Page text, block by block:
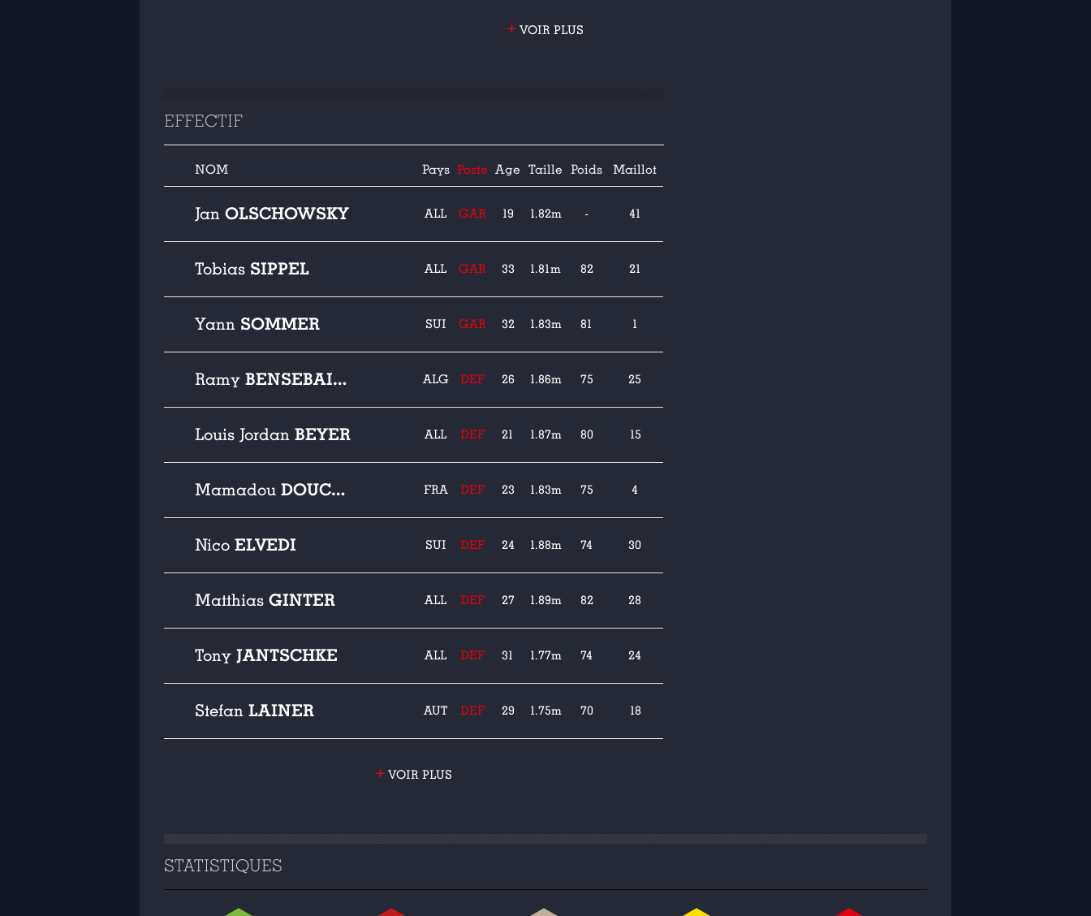
+ VOIR PLUS
EFFECTIF
NOM Pays Poste Age Taille Poids Maillot
Jan OLSCHOWSKY ALL GAR 19 1.82m - 41
Tobias SIPPEL ALL GAR 33 1.81m 82 21
Yann SOMMER SUI GAR 32 1.83m 81 1
Ramy BENSEBAINI ALG DEF 26 1.86m 75 25
Louis Jordan BEYER ALL DEF 21 1.87m 80 15
Mamadou DOUCOURÉ FRA DEF 23 1.83m 75 4
Nico ELVEDI SUI DEF 24 1.88m 74 30
Matthias GINTER ALL DEF 27 1.89m 82 28
Tony JANTSCHKE ALL DEF 31 1.77m 74 24
Stefan LAINER AUT DEF 29 1.75m 70 18
+VOIR PLUS
STATISTIQUES